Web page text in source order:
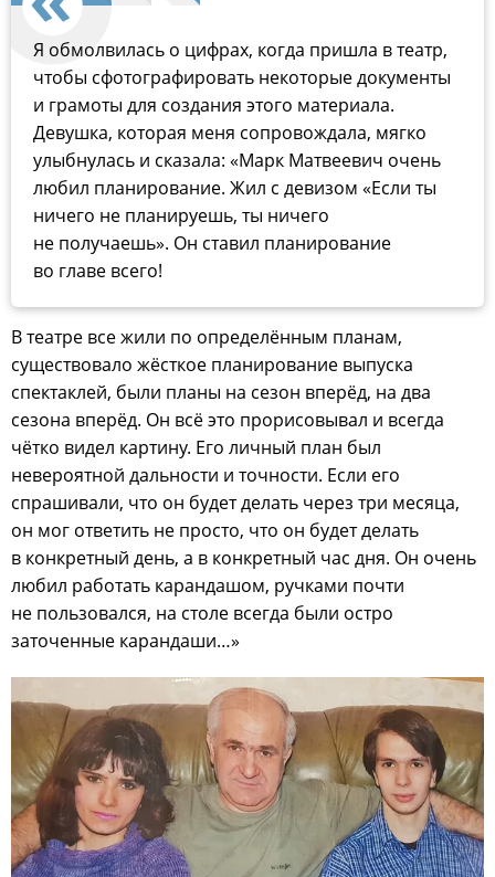
Я обмолвилась о цифрах, когда пришла в театр,
чтобы сфотографировать некоторые документы
и грамоты для создания этого материала.
Девушка, которая меня сопровождала, мягко
улыбнулась и сказала: «Марк Матвеевич очень
любил планирование. Жил с девизом «Если ты
ничего не планируешь, ты ничего
не получаешь». Он ставил планирование
во главе всего!
В театре все жили по определённым планам,
существовало жёсткое планирование выпуска
спектаклей, были планы на сезон вперёд, на два
сезона вперёд. Он всё это прорисовывал и всегда
чётко видел картину. Его личный план был
невероятной дальности и точности. Если его
спрашивали, что он будет делать через три месяца,
он мог ответить не просто, что он будет делать
в конкретный день, а в конкретный час дня. Он очень
любил работать карандашом, ручками почти
не пользовался, на столе всегда были остро
заточенные карандаши…»